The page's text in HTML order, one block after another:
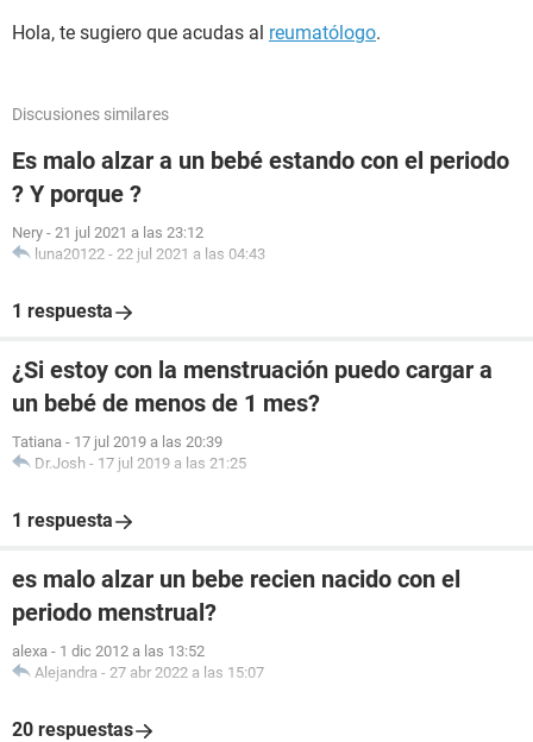
Hola, te sugiero que acudas al reumatólogo.
Discusiones similares
Es malo alzar a un bebé estando con el periodo
? Y porque ?
Nery - 21 jul 2021 a las 23:12
luna20122 - 22 jul 2021 a las 04:43
1 respuesta
¿Si estoy con la menstruación puedo cargar a
un bebé de menos de 1 mes?
Tatiana - 17 jul 2019 a las 20:39
Dr.Josh - 17 jul 2019 a las 21:25
1 respuesta
es malo alzar un bebe recien nacido con el
periodo menstrual?
alexa - 1 dic 2012 a las 13:52
Alejandra - 27 abr 2022 a las 15:07
20 respuestas